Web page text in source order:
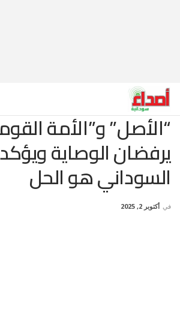
“الأصل” و”الأمة
يرفضان الوصاية
السوداني هو الحل
في أكتوبر 2, 2025